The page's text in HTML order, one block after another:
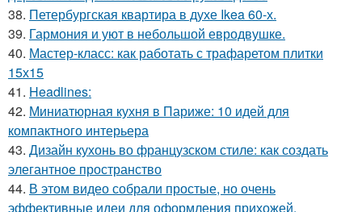
38. Петербургская квартира в духе Ikea 60-х.
39. Гармония и уют в небольшой евродвушке.
40. Мастер-класс: как работать с трафаретом плитки
15х15
41. Headlines:
42. Миниатюрная кухня в Париже: 10 идей для
компактного интерьера
43. Дизайн кухонь во французском стиле: как создать
элегантное пространство
44. В этом видео собрали простые, но очень
эффективные идеи для оформления прихожей.